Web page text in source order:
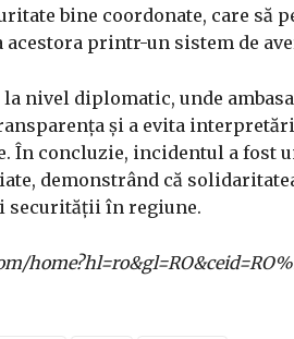
bine coordonate, care să
printr-un sistem de
nivel diplomatic, unde
și a evita
În concluzie, incidentul a fost
demonstrând că
securității în regiune.